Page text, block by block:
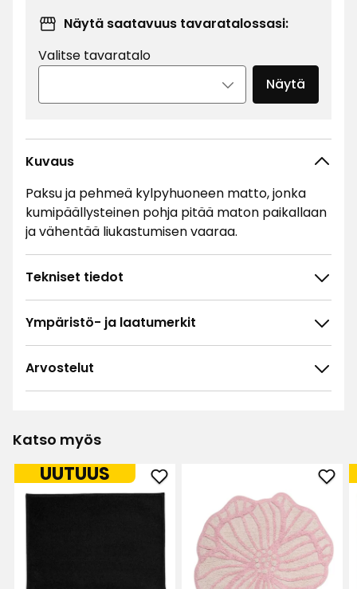
Näytä saatavuus tavaratalossasi:
Valitse tavaratalo
Näytä
Kuvaus
Paksu ja pehmeä kylpyhuoneen matto, jonka
kumipäällysteinen pohja pitää maton paikallaan
ja vähentää liukastumisen vaaraa.
Tekniset tiedot
Ympäristö- ja laatumerkit
Arvostelut
Katso myös
UUTUUS
Lisää
Kylpyhuonematto
Fluffy
suosikkeihin